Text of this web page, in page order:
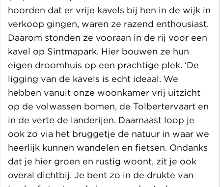
hoorden dat er vrije kavels bij hen in de wijk in
verkoop gingen, waren ze razend enthousiast.
Daarom stonden ze vooraan in de rij voor een
kavel op Sintmapark. Hier bouwen ze hun
eigen droomhuis op een prachtige plek. ‘De
ligging van de kavels is echt ideaal. We
hebben vanuit onze woonkamer vrij uitzicht
op de volwassen bomen, de Tolbertervaart en
in de verte de landerijen. Daarnaast loop je
ook zo via het bruggetje de natuur in waar we
heerlijk kunnen wandelen en fietsen. Ondanks
dat je hier groen en rustig woont, zit je ook
overal dichtbij. Je bent zo in de drukte van